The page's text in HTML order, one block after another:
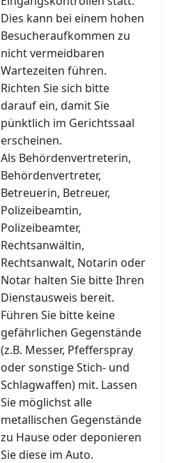
Dies kann bei einem hohen
Besucheraufkommen zu
nicht vermeidbaren
Wartezeiten führen.
Richten Sie sich bitte
darauf ein, damit Sie
pünktlich im Gerichtssaal
erscheinen.
Als Behördenvertreterin,
Behördenvertreter,
Betreuerin, Betreuer,
Polizeibeamtin,
Polizeibeamter,
Rechtsanwältin,
Rechtsanwalt, Notarin oder
Notar halten Sie bitte Ihren
Dienstausweis bereit.
Führen Sie bitte keine
gefährlichen Gegenstände
(z.B. Messer, Pfefferspray
oder sonstige Stich- und
Schlagwaffen) mit. Lassen
Sie möglichst alle
metallischen Gegenstände
zu Hause oder deponieren
Sie diese im Auto.